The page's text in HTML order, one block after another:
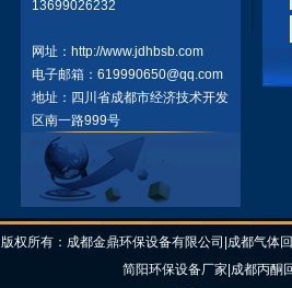
13699026232
网址：http://www.jdhbsb.com
电子邮箱：619990650@qq.com
地址：四川省成都市经济技术开发
区南一路999号
版权所有：成都金鼎环保设备有限公司|成都气体
简阳环保设备厂家|成都丙酮